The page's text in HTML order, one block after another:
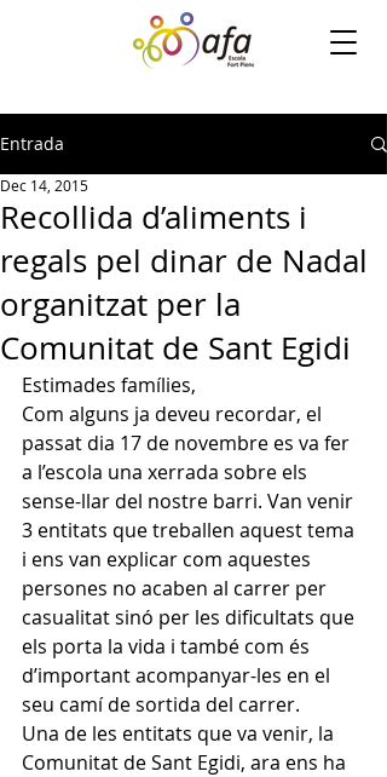
Entrada
Recollida d’aliments i
regals pel dinar de Nadal‏
organitzat per la
Comunitat de Sant Egidi
Dec 14, 2015
Estimades famílies,
Com alguns ja deveu recordar, el
passat dia 17 de novembre es va fer
a l’escola una xerrada sobre els
sense-llar del nostre barri. Van venir
3 entitats que treballen aquest tema
i ens van explicar com aquestes
persones no acaben al carrer per
casualitat sinó per les dificultats que
els porta la vida i també com és
d’important acompanyar-les en el
seu camí de sortida del carrer.
Una de les entitats que va venir, la
Comunitat de Sant Egidi, ara ens ha